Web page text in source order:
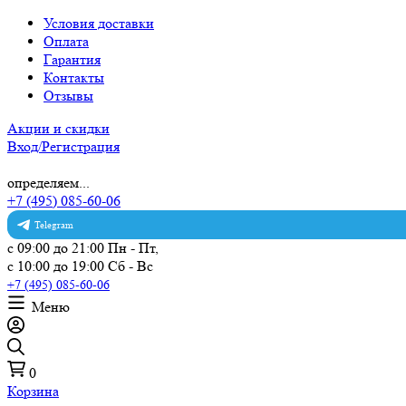
Условия доставки
Оплата
Гарантия
Контакты
Отзывы
Акции и скидки
Вход/Регистрация
определяем...
+7 (495) 085-60-06
Telegram
с 09:00 до 21:00 Пн - Пт,
с 10:00 до 19:00 Сб - Вс
+7 (495) 085-60-06
Меню
0
Корзина